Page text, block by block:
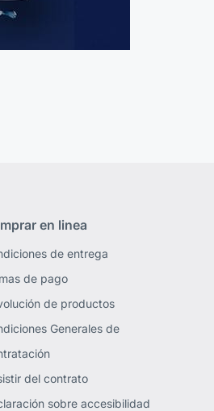
en linea
de entrega
de pago
de productos
Generales de
del contrato
sobre accesibilidad